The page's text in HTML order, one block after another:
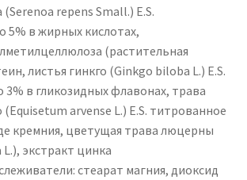
repens Small.) E.S.
5% в жирных кислотах,
(растительная
листья гинкго (Ginkgo biloba L.) E.S.
в гликозидных флавонах, трава
arvense L.) E.S. титрованное
кремния, цветущая трава люцерны
экстракт цинка
стеарат магния, диоксид